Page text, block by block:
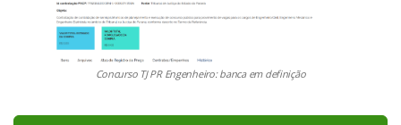
Concurso TJ PR Engenheiro: banca em definição